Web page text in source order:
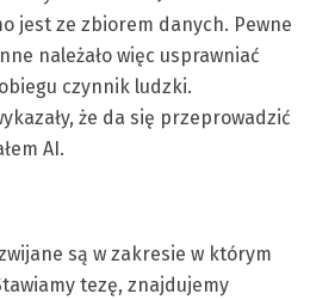
jest ze zbiorem danych. Pewne
należało więc usprawniać
czynnik ludzki.
że da się przeprowadzić
AI.
są w zakresie w którym
tezę, znajdujemy